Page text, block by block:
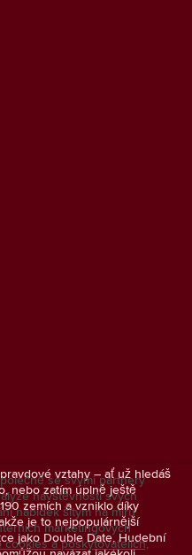
vztahy – ať už hledáš
nebo zatím úplně ještě
zemích a vzniklo díky
je to nejpopulárnější
jako Double Date, Hudební
se svými partnery
návštěvnosti svých
nabídek šitým na míru
marketingových
cookies a poskytovatelích,